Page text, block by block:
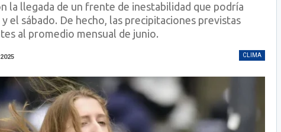
la llegada de un frente de inestabilidad que podría
el sábado. De hecho, las precipitaciones previstas
al promedio mensual de junio.
CLIMA